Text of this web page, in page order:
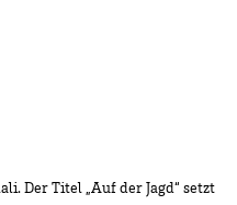
Der Titel „Auf der Jagd“ setzt